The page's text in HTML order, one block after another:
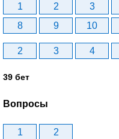
1 2 3
8
9 10
2 3 4
39 бет
Вопросы
1 2